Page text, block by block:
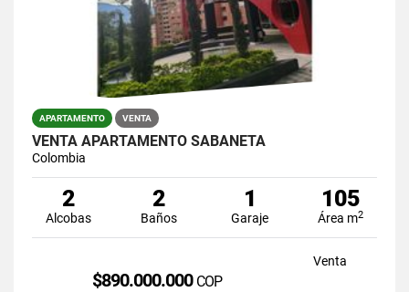
APARTAMENTO VENTA
VENTA APARTAMENTO SABANETA
Colombia
2
Alcobas
2
Baños
1
Garaje
105
Área m2
Venta
$890.000.000 COP